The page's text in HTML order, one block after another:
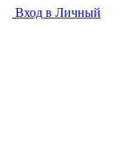
Вход в Личный